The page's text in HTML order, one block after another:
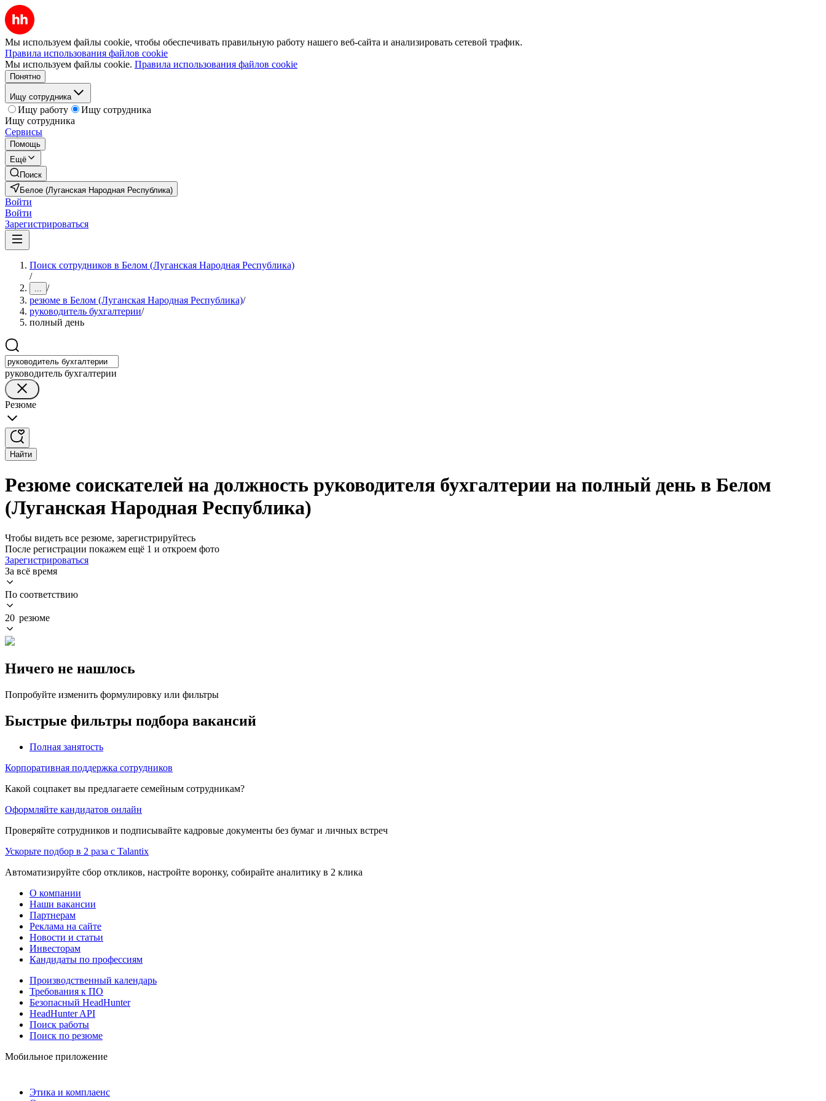
Мы используем файлы cookie, чтобы обеспечивать правильную работу нашего веб-сайта и анализировать сетевой трафик.
Правила использования файлов cookie
Мы используем файлы cookie. Правила использования файлов cookie
Понятно
Ищу сотрудника
Ищу работу
Ищу сотрудника
Ищу сотрудника
Сервисы
Помощь
Ещё
Поиск
Белое (Луганская Народная Республика)
Войти
Войти
Зарегистрироваться
Поиск сотрудников в Белом (Луганская Народная Республика)
/
... /
резюме в Белом (Луганская Народная Республика)/
руководитель бухгалтерии/
полный день
руководитель бухгалтерии
Резюме
Найти
Резюме соискателей на должность руководителя бухгалтерии на полный день в Белом
(Луганская Народная Республика)
Чтобы видеть все резюме, зарегистрируйтесь
После регистрации покажем ещё 1 и откроем фото
Зарегистрироваться
За всё время
По соответствию
20 резюме
Ничего не нашлось
Попробуйте изменить формулировку или фильтры
Быстрые фильтры подбора вакансий
Полная занятость
Корпоративная поддержка сотрудников
Какой соцпакет вы предлагаете семейным сотрудникам?
Оформляйте кандидатов онлайн
Проверяйте сотрудников и подписывайте кадровые документы без бумаг и личных встреч
Ускорьте подбор в 2 раза с Talantix
Автоматизируйте сбор откликов, настройте воронку, собирайте аналитику в 2 клика
О компании
Наши вакансии
Партнерам
Реклама на сайте
Новости и статьи
Инвесторам
Кандидаты по профессиям
Производственный календарь
Требования к ПО
Безопасный HeadHunter
HeadHunter API
Поиск работы
Поиск по резюме
Мобильное приложение
Этика и комплаенс